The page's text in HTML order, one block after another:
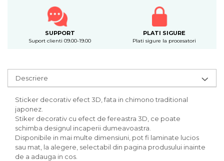
SUPPORT
Suport clienti 09.00-19.00
PLATI SIGURE
Plati sigure la procesatori
Descriere
Sticker decorativ efect 3D, fata in chimono traditional
japonez.
Stiker decorativ cu efect de fereastra 3D, ce poate
schimba designul incaperii dumeavoastra.
Disponibile in mai multe dimensiuni, pot fi laminate lucios
sau mat, la alegere, selectabil din pagina produsului inainte
de a adauga in cos.